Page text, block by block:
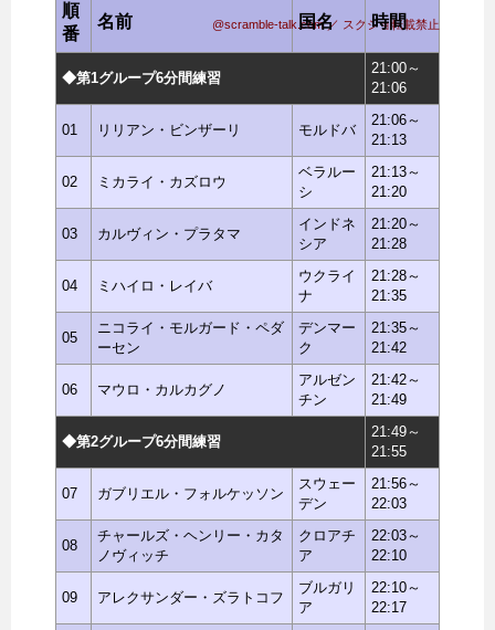
@scramble-talk.com ／ スクショ転載禁止
順
番
名前 国名 時間
◆第1グループ6分間練習
21:00～
21:06
01 リリアン・ビンザーリ モルドバ
21:06～
21:13
02 ミカライ・カズロウ
ベラルー
シ
21:13～
21:20
03 カルヴィン・プラタマ
インドネ
シア
21:20～
21:28
04 ミハイロ・レイバ
ウクライ
ナ
21:28～
21:35
05
ニコライ・モルガード・ペダ
ーセン
デンマー
ク
21:35～
21:42
06 マウロ・カルカグノ
アルゼン
チン
21:42～
21:49
◆第2グループ6分間練習
21:49～
21:55
07 ガブリエル・フォルケッソン
スウェー
デン
21:56～
22:03
08
チャールズ・ヘンリー・カタ
ノヴィッチ
クロアチ
ア
22:03～
22:10
09 アレクサンダー・ズラトコフ
ブルガリ
ア
22:10～
22:17